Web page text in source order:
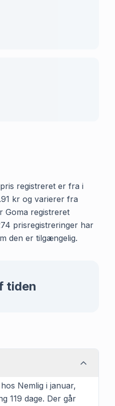
registreret er fra i
kr og varierer fra
Goma registreret
prisregistreringer har
den er tilgængelig.
tiden
Nemlig i januar,
119 dage. Der går